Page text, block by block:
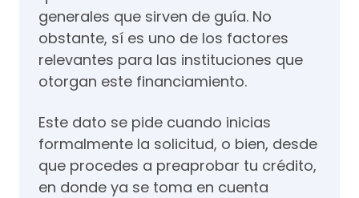
generales que sirven de guía. No
obstante, sí es uno de los factores
relevantes para las instituciones que
otorgan este financiamiento.
Este dato se pide cuando inicias
formalmente la solicitud, o bien, desde
que procedes a preaprobar tu crédito,
en donde ya se toma en cuenta